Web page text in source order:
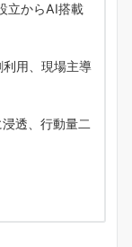
立からAI搭載
用、現場主導
透、行動量二